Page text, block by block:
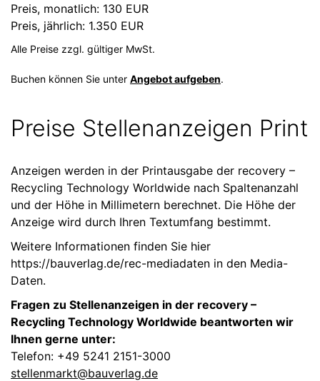
Preis, monatlich: 130 EUR
Preis, jährlich: 1.350 EUR
Alle Preise zzgl. gültiger MwSt.
Buchen können Sie unter Angebot aufgeben.
Preise Stellenanzeigen Print
Anzeigen werden in der Printausgabe der recovery –
Recycling Technology Worldwide nach Spaltenanzahl
und der Höhe in Millimetern berechnet. Die Höhe der
Anzeige wird durch Ihren Textumfang bestimmt.
Weitere Informationen finden Sie hier
https://bauverlag.de/rec-mediadaten in den Media-
Daten.
Fragen zu Stellenanzeigen in der recovery –
Recycling Technology Worldwide beantworten wir
Ihnen gerne unter:
Telefon: +49 5241 2151-3000
stellenmarkt@bauverlag.de